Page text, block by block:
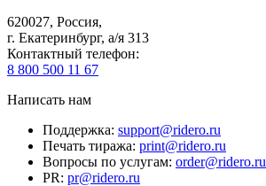
620027, Россия,
г. Екатеринбург, а/я 313
Контактный телефон:
8 800 500 11 67
Написать нам
Поддержка: support@ridero.ru
Печать тиража: print@ridero.ru
Вопросы по услугам: order@ridero.ru
PR: pr@ridero.ru